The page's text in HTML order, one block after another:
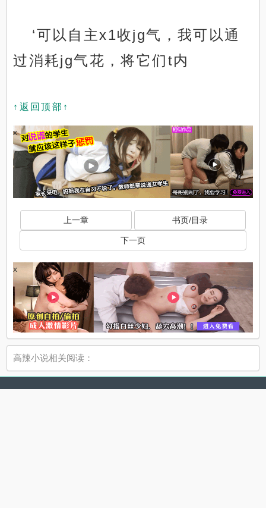
‘可以自主x1收jg气，我可以通
过消耗jg气花，将它们t内
↑返回顶部↑
x
上一章 书页/目录
下一页
x
高辣小说相关阅读：